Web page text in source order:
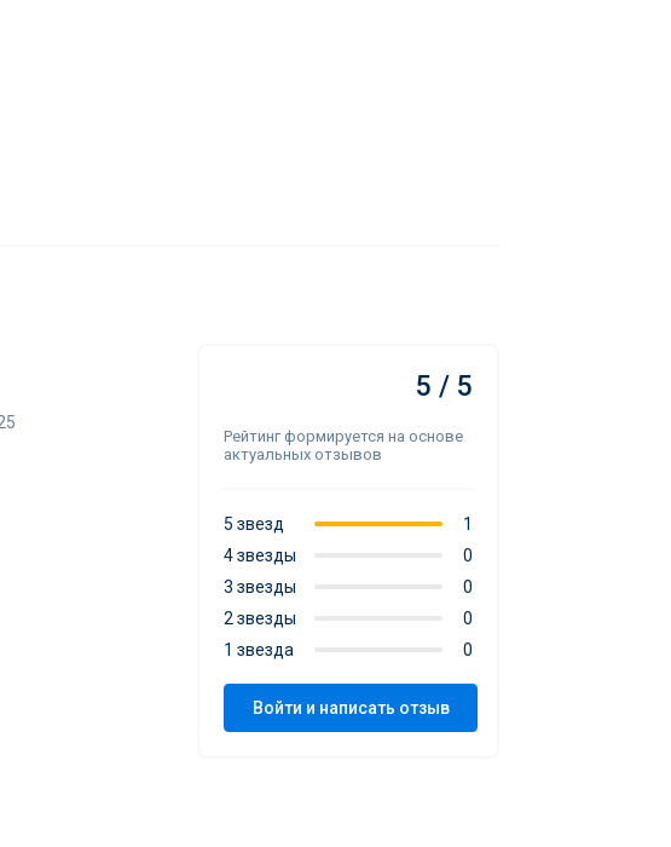
5 / 5
Рейтинг формируется на основе
актуальных отзывов
5 звезд
1
4 звезды
0
3 звезды
0
2 звезды
0
1 звезда
0
Войти и написать отзыв